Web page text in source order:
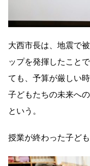
大西市長は、地震で
ップを発揮したこと
ても、予算が厳しい
子どもたちの未来へ
という。
授業が終わった子ど